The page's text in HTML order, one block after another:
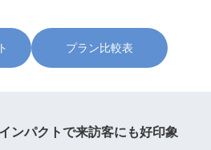
プラン比較表
ンパクトで来訪客にも好印象